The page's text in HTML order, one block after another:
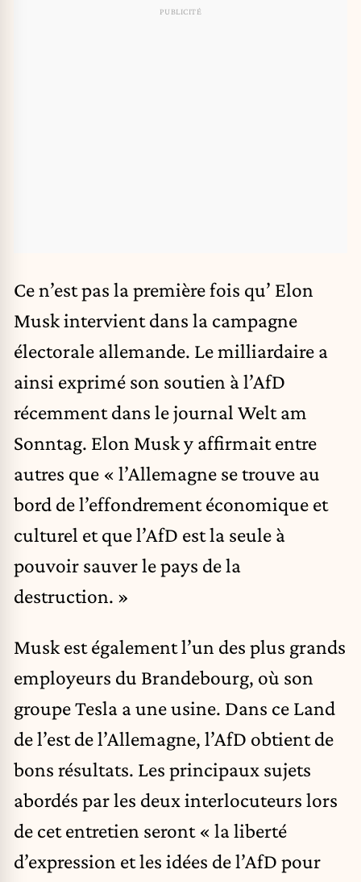
Ce n’est pas la première fois qu’ Elon
Musk intervient dans la campagne
électorale allemande. Le milliardaire a
ainsi exprimé son soutien à l’AfD
récemment dans le journal Welt am
Sonntag. Elon Musk y affirmait entre
autres que « l’Allemagne se trouve au
bord de l’effondrement économique et
culturel et que l’AfD est la seule à
pouvoir sauver le pays de la
destruction. »
Musk est également l’un des plus grands
employeurs du Brandebourg, où son
groupe Tesla a une usine. Dans ce Land
de l’est de l’Allemagne, l’AfD obtient de
bons résultats. Les principaux sujets
abordés par les deux interlocuteurs lors
de cet entretien seront « la liberté
d’expression et les idées de l’AfD pour